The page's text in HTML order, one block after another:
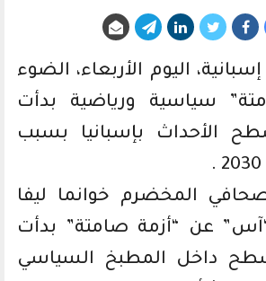
اليوم الأربعاء، الضوء
سياسية ورياضية بدأت
الأحداث بإسبانيا بسبب
المخضرم خوانما ليفا
عن “أزمة صامتة” بدأت
داخل المطبخ السياسي